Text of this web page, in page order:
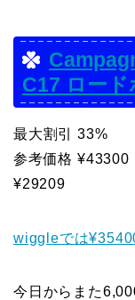
C17 ロー
最大割引 33%
参考価格 ¥43300
¥29209
wiggleでは
今日からまた